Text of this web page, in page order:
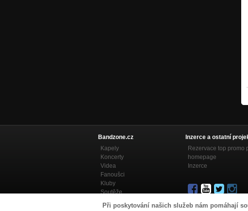
Při poskytování našich služeb nám pomáhají
Bandzone.cz
Kapely
Koncerty
Videa
Fanoušci
Kluby
Soutěže
Bandzone.cz blog
Inzerce a ostatní
Rezervace top promo
homepage
Inzerce